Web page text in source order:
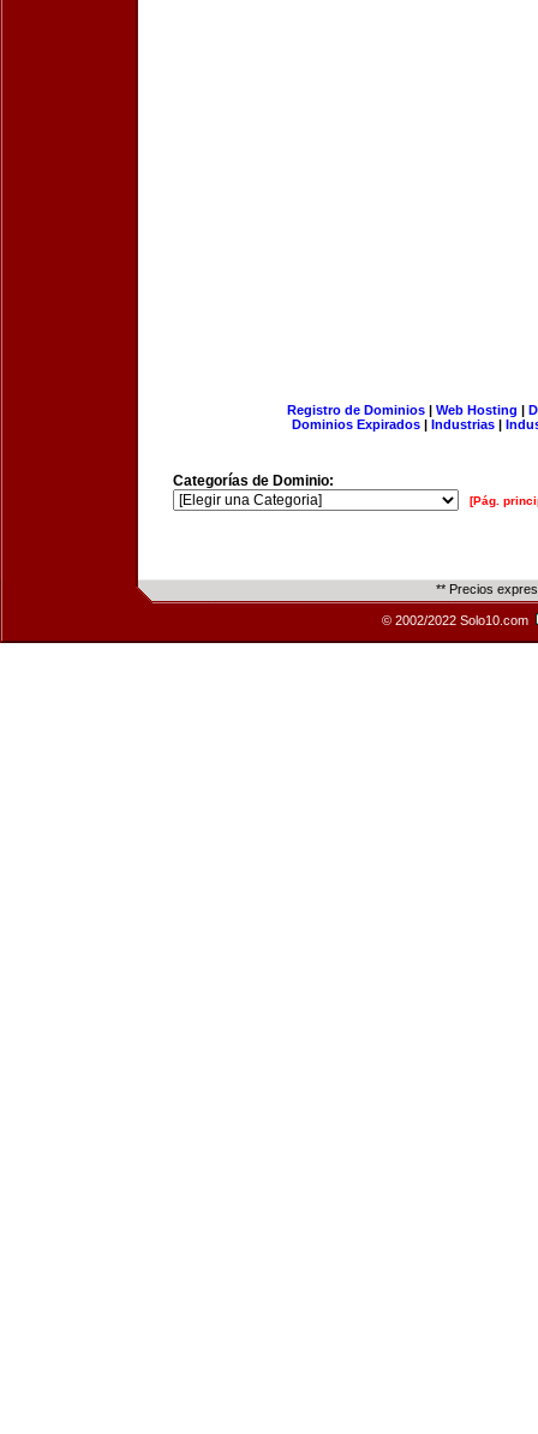
Registro de Dominios| Web Hosting |
Dominios Expirados | Industrias |
Categorías de Dominio:
[Pág.
** Precios
© 2002/2022 Solo10.com